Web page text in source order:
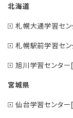
北海道
札幌大通学習セ
札幌駅前学習セ
旭川学習センタ
宮城県
仙台学習センタ